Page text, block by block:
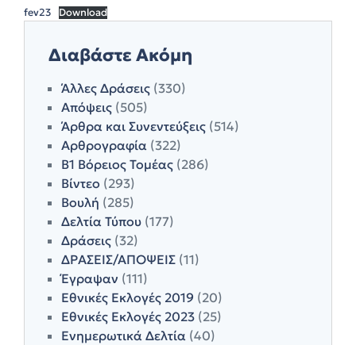
fev23 Download
Διαβάστε Ακόμη
Άλλες Δράσεις (330)
Απόψεις (505)
Άρθρα και Συνεντεύξεις (514)
Αρθρογραφία (322)
Β1 Βόρειος Τομέας (286)
Βίντεο (293)
Βουλή (285)
Δελτία Τύπου (177)
Δράσεις (32)
ΔΡΑΣΕΙΣ/ΑΠΟΨΕΙΣ (11)
Έγραψαν (111)
Εθνικές Εκλογές 2019 (20)
Εθνικές Εκλογές 2023 (25)
Ενημερωτικά Δελτία (40)